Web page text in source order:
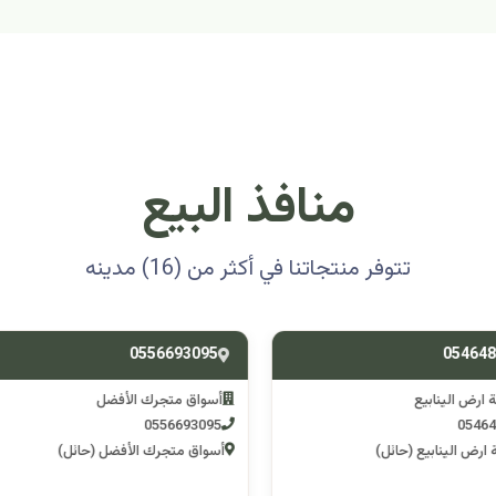
منافذ البيع
تتوفر منتجاتنا في أكثر من (16) مدينه
متجرك الأفضل
متجرك الأفضل (حائل)
0501314012
اسوق مكشات جو
0501314012
اسوق مكشات جو (الرصف)